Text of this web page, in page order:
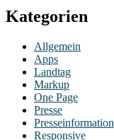
Kategorien
Allgemein
Apps
Landtag
Markup
One Page
Presse
Presseinformation
Responsive